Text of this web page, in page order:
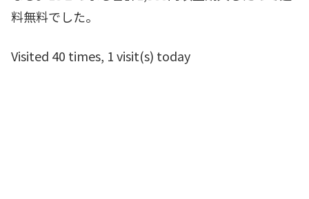
料無料でした。
Visited 40 times, 1 visit(s) today